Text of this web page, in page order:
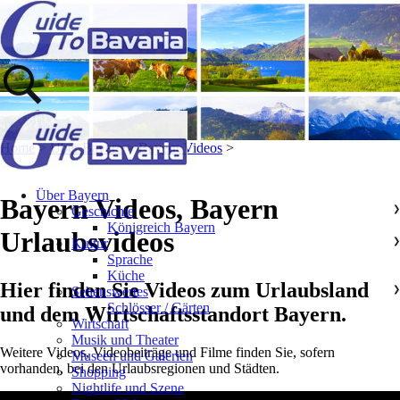
Home>Über Bayern>Bayern Videos >
Bayern Videos, Bayern
Urlaubsvideos
Hier finden Sie Videos zum Urlaubsland
und dem Wirtschaftsstandort Bayern.
Weitere Videos, Videobeiträge und Filme finden Sie, sofern
vorhanden, bei den Urlaubsregionen und Städten.
Über Bayern
Geschichte
❯
Königreich Bayern
Kultur
❯
Sprache
Küche
Sehenswertes
❯
Schlösser / Gärten
Wirtschaft
Musik und Theater
Museen und Galerien
Shopping
Nightlife und Szene